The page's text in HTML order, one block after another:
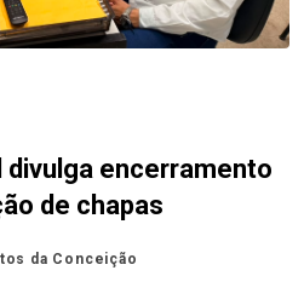
encerramento
de chapas
da Conceição